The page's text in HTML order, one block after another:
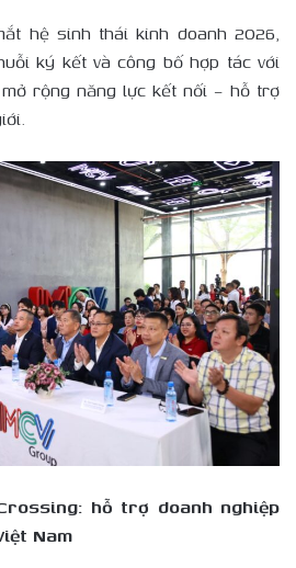
hệ sinh thái kinh doanh 2026,
ký kết và công bố hợp tác với
rộng năng lực kết nối – hỗ trợ
hỗ trợ doanh nghiệp
Nam